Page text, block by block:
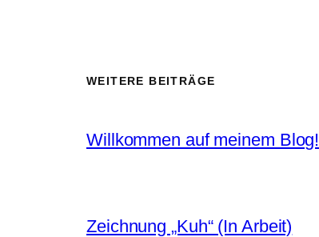
WEITERE BEITRÄGE
Willkommen auf meinem Blog!
Zeichnung „Kuh“ (In Arbeit)